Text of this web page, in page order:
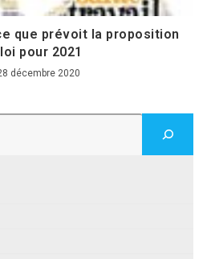
que prévoit la proposition
pour 2021
décembre 2020